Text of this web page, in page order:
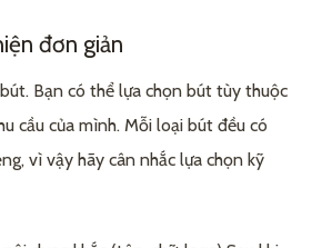
đơn giản
bút. Bạn có thể lựa chọn bút tùy thuộc
cầu của mình. Mỗi loại bút đều có
vì vậy hãy cân nhắc lựa chọn kỹ